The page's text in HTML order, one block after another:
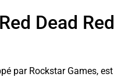
Dead
par Rockstar Games,